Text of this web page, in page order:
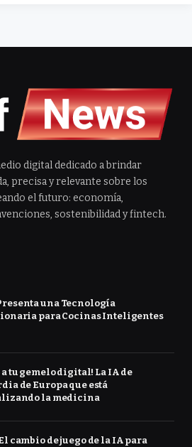
digital dedicado a brindar
precisa y relevante sobre los
el futuro: economía,
sostenibilidad y fintech.
una Tecnología
para Cocinas Inteligentes
a tu gemelo digital! La IA de
de Europa que está
la medicina
cambio de juego de la IA para